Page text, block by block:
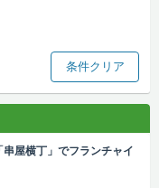
条件クリア
串屋横丁」でフランチャイ